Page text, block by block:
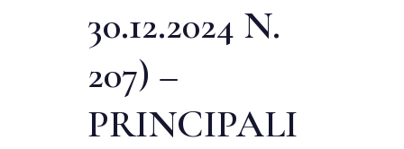
30.12.2024 N.
207) –
PRINCIPALI